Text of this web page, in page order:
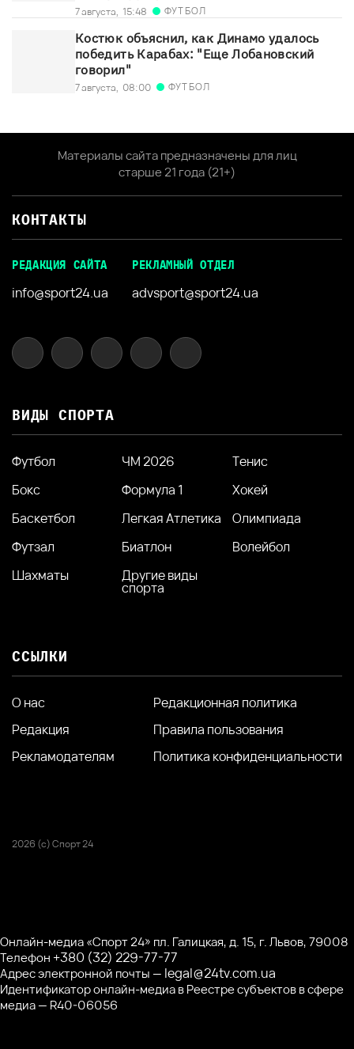
7 августа, 15:48 ФУТБОЛ
Костюк объяснил, как Динамо удалось
победить Карабах: "Еще Лобановский
говорил"
7 августа, 08:00 ФУТБОЛ
Материалы сайта предназначены для лиц
старше 21 года (21+)
КОНТАКТЫ
РЕДАКЦИЯ САЙТА
info@sport24.ua
РЕКЛАМНЫЙ ОТДЕЛ
advsport@sport24.ua
ВИДЫ СПОРТА
Футбол ЧМ 2026
Тенис
Бокс
Формула 1
Хокей
Баскетбол
Легкая Атлетика
Олимпиада
Футзал
Биатлон
Волейбол
Шахматы
Другие виды
спорта
ССЫЛКИ
О нас
Редакция
Рекламодателям
Редакционная политика
Правила пользования
Политика конфиденциальности
2026 (с) Спорт 24
Онлайн-медиа «Спорт 24» пл. Галицкая, д. 15, г. Львов, 79008
Телефон +380 (32) 229-77-77
Адрес электронной почты — legal@24tv.com.ua
Идентификатор онлайн-медиа в Реестре субъектов в сфере
медиа — R40-06056